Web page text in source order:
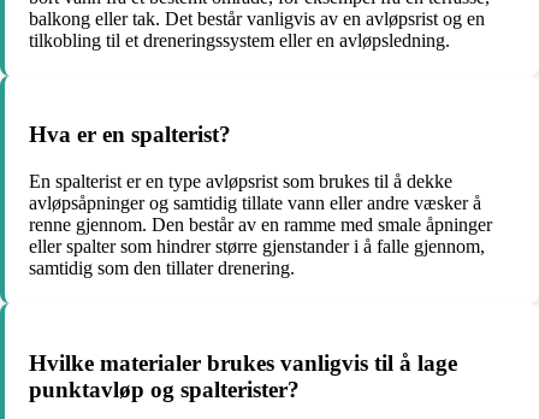
balkong eller tak. Det består vanligvis av en avløpsrist og en
tilkobling til et dreneringssystem eller en avløpsledning.
Hva er en spalterist?
En spalterist er en type avløpsrist som brukes til å dekke
avløpsåpninger og samtidig tillate vann eller andre væsker å
renne gjennom. Den består av en ramme med smale åpninger
eller spalter som hindrer større gjenstander i å falle gjennom,
samtidig som den tillater drenering.
Hvilke materialer brukes vanligvis til å lage
punktavløp og spalterister?